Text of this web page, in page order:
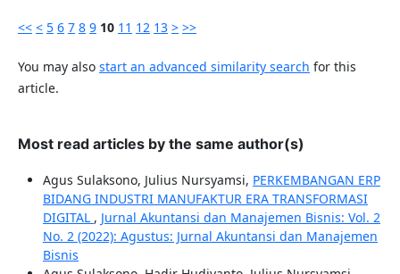
<< < 5 6 7 8 9 10 11 12 13 > >>
You may also start an advanced similarity search for this
article.
Most read articles by the same author(s)
Agus Sulaksono, Julius Nursyamsi, PERKEMBANGAN ERP
BIDANG INDUSTRI MANUFAKTUR ERA TRANSFORMASI
DIGITAL , Jurnal Akuntansi dan Manajemen Bisnis: Vol. 2
No. 2 (2022): Agustus: Jurnal Akuntansi dan Manajemen
Bisnis